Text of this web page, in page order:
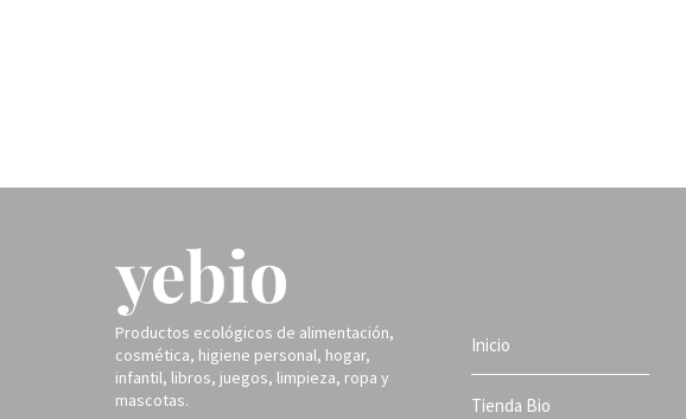
Productos ecológicos de alimentación,
cosmética, higiene personal, hogar,
infantil, libros, juegos, limpieza, ropa y
mascotas.
Inicio
Tienda Bio